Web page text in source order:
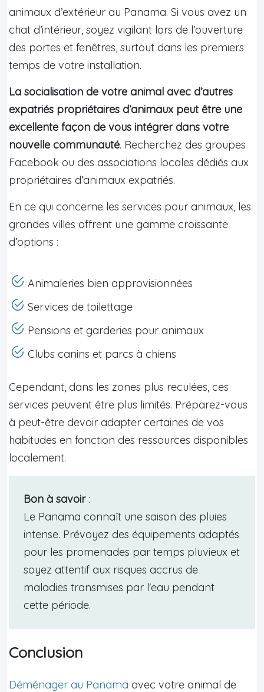
animaux d’extérieur au Panama. Si vous avez un
chat d’intérieur, soyez vigilant lors de l’ouverture
des portes et fenêtres, surtout dans les premiers
temps de votre installation.
La socialisation de votre animal avec d’autres
expatriés propriétaires d’animaux peut être une
excellente façon de vous intégrer dans votre
nouvelle communauté. Recherchez des groupes
Facebook ou des associations locales dédiés aux
propriétaires d’animaux expatriés.
En ce qui concerne les services pour animaux, les
grandes villes offrent une gamme croissante
d’options :
Animaleries bien approvisionnées
Services de toilettage
Pensions et garderies pour animaux
Clubs canins et parcs à chiens
Cependant, dans les zones plus reculées, ces
services peuvent être plus limités. Préparez-vous
à peut-être devoir adapter certaines de vos
habitudes en fonction des ressources disponibles
localement.
Bon à savoir:
Le Panama connaît une saison des pluies
intense. Prévoyez des équipements adaptés
pour les promenades par temps pluvieux et
soyez attentif aux risques accrus de
maladies transmises par l'eau pendant
cette période.
Conclusion
Déménager au Panama avec votre animal de